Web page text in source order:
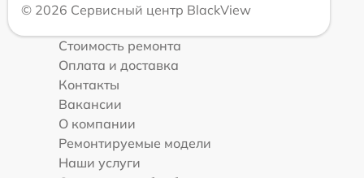
© 2026 Сервисный центр BlackView
Стоимость ремонта
Оплата и доставка
Контакты
Вакансии
О компании
Ремонтируемые модели
Наши услуги